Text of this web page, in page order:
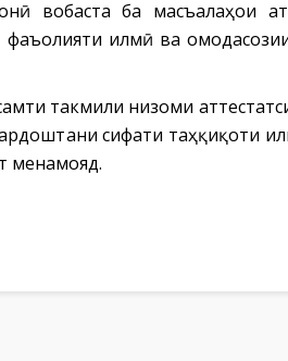
вобаста ба масъалаҳои
илмӣ ва
такмили низоми
сифати таҳқиқоти
менамояд.